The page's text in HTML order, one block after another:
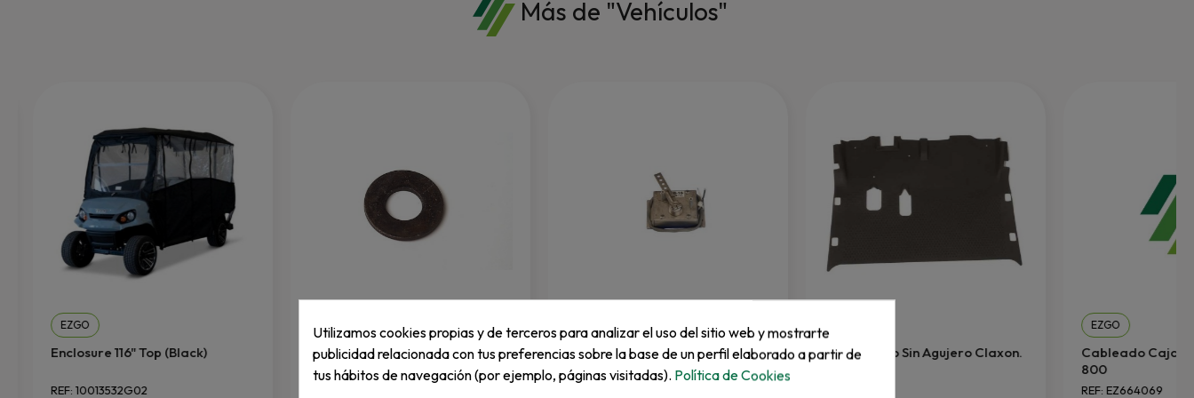
Más de "Vehículos"
EZGO
Enclosure 116" Top (Black)
REF: 10013532G02
EZGO
Arandela Potenciometro Goma Suelo Sin Agujero Claxon.
EZGO
Cableado Caja
800
REF: EZ664069
Utilizamos cookies propias y de terceros para analizar el uso del sitio web y mostrarte
publicidad relacionada con tus preferencias sobre la base de un perfil elaborado a partir de
tus hábitos de navegación (por ejemplo, páginas visitadas). Política de Cookies